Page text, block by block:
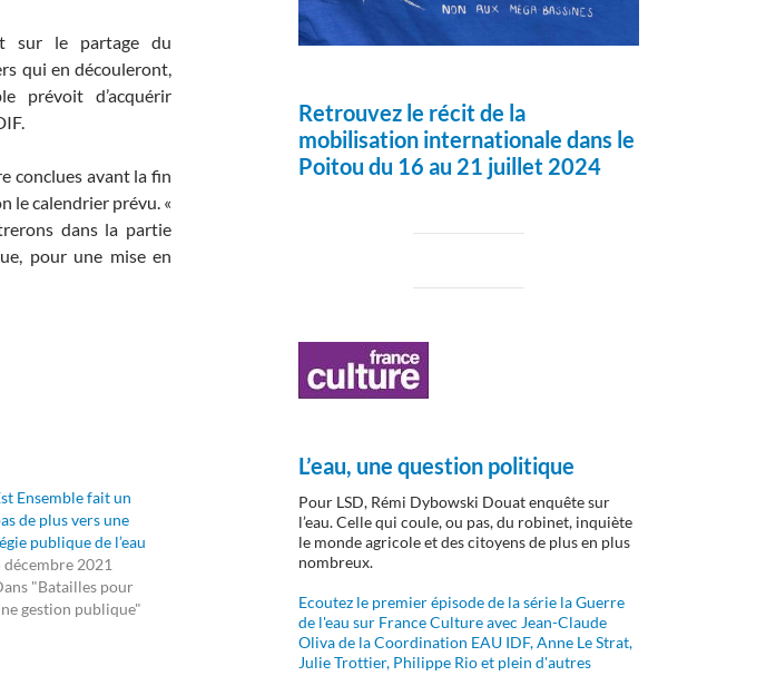
sur le partage du
qui en découleront,
prévoit d’acquérir
conclues avant la fin
le calendrier prévu. «
dans la partie
pour une mise en
Ensemble fait un
de plus vers une
publique de l’eau
décembre 2021
"Batailles pour
gestion publique"
Retrouvez le récit de la
mobilisation internationale dans le
Poitou du 16 au 21 juillet 2024
L’eau, une question politique
Pour LSD, Rémi Dybowski Douat enquête sur
l’eau. Celle qui coule, ou pas, du robinet, inquiète
le monde agricole et des citoyens de plus en plus
nombreux.
Ecoutez le premier épisode de la série la Guerre
de l'eau sur France Culture avec Jean-Claude
Oliva de la Coordination EAU IDF, Anne Le Strat,
Julie Trottier, Philippe Rio et plein d'autres